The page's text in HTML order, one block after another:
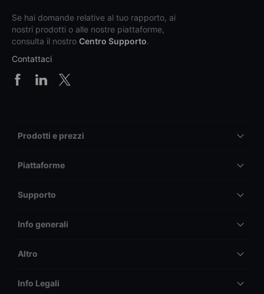
Se hai domande relative al tuo rapporto, ai
nostri prodotti o alle nostre piattaforme,
consulta il nostro Centro Supporto.
Contattaci
Prodotti e prezzi
Piattaforme
Supporto
Info generali
Altro
Info Legali